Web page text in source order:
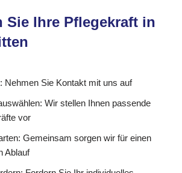
Sie Ihre Pflegekraft in
Nehmen Sie Kontakt mit uns auf
Wir stellen Ihnen passende
vor
Gemeinsam sorgen wir für einen
Ablauf